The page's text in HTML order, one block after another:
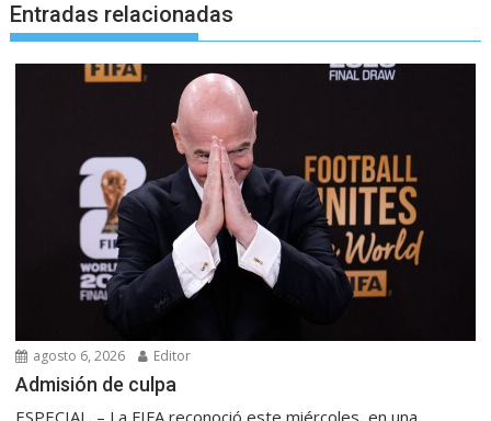
Entradas relacionadas
agosto 6, 2026 Editor
Admisión de culpa
ESPECIAL. – La FIFA reconoció este miércoles, en una